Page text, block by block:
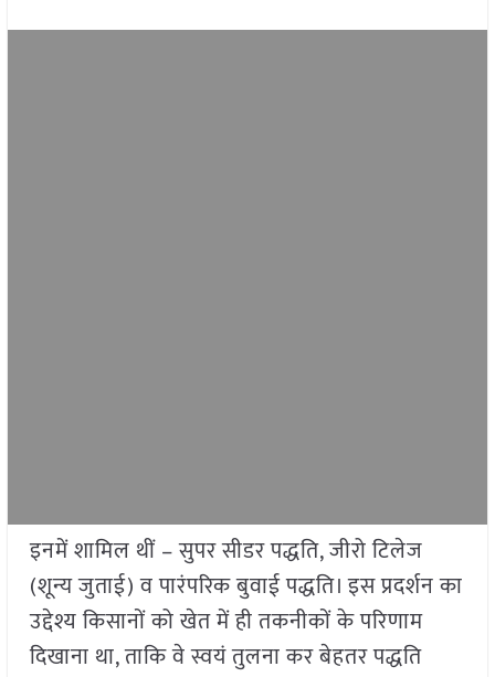
इनमें शामिल थीं – सुपर सीडर पद्धति, जीरो टिलेज
(शून्य जुताई) व पारंपरिक बुवाई पद्धति। इस प्रदर्शन का
उद्देश्य किसानों को खेत में ही तकनीकों के परिणाम
दिखाना था, ताकि वे स्वयं तुलना कर बेहतर पद्धति